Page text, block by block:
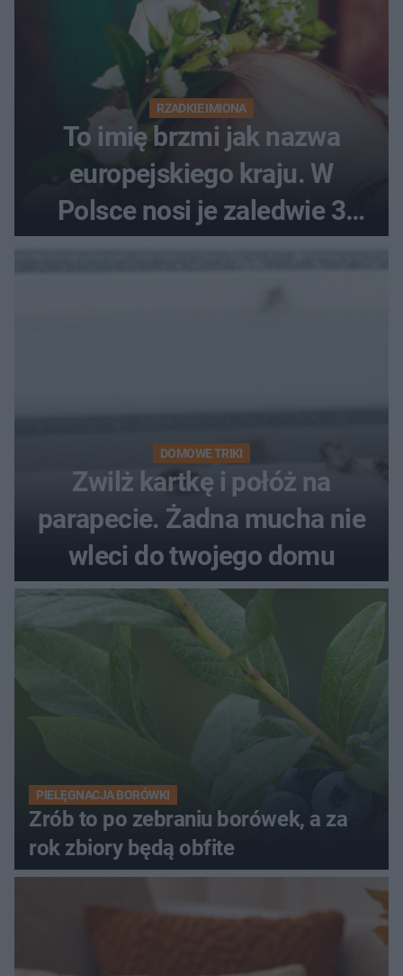
RZADKIE IMIONA
To imię brzmi jak nazwa
europejskiego kraju. W
Polsce nosi je zaledwie 3
kobiety
DOMOWE TRIKI
Zwilż kartkę i połóż na
parapecie. Żadna mucha nie
wleci do twojego domu
PIELĘGNACJA BORÓWKI
Zrób to po zebraniu borówek, a za
rok zbiory będą obfite